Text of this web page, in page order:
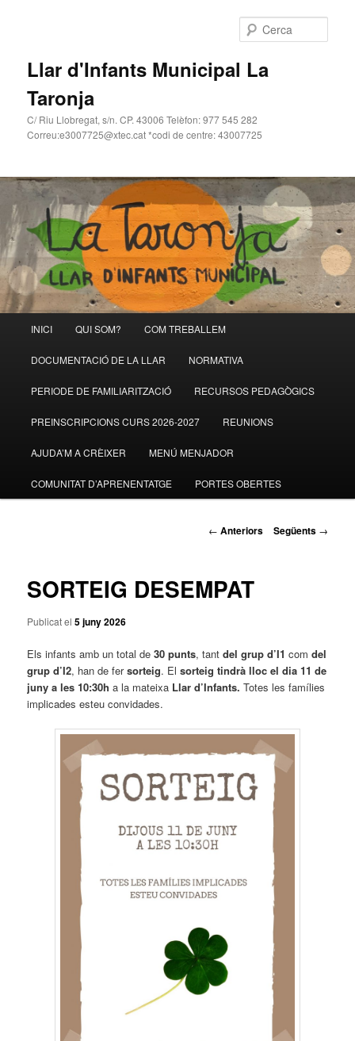
Llar d'Infants Municipal La
Taronja
C/ Riu Llobregat, s/n. CP. 43006 Telèfon: 977 545 282
Correu:e3007725@xtec.cat *codi de centre: 43007725
Aneu
al
contingut
INICI QUI SOM? COM TREBALLEM
DOCUMENTACIÓ DE LA LLAR NORMATIVA
PERIODE DE FAMILIARITZACIÓ RECURSOS PEDAGÒGICS
PREINSCRIPCIONS CURS 2026-2027 REUNIONS
AJUDA’M A CRÈIXER MENÚ MENJADOR
COMUNITAT D’APRENENTATGE PORTES OBERTES
Navegació
← Anteriors Següents →
SORTEIG DESEMPAT
Publicat el5 juny 2026
Els infants amb un total de 30 punts, tantdel grup d’I1 com del
grup d’I2, han de fersorteig. El sorteig tindrà lloc el dia 11 de
juny a les 10:30h a la mateixa Llar d’Infants. Totes les famílies
implicades esteu convidades.